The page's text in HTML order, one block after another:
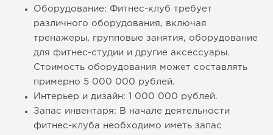
Оборудование: Фитнес-клуб требует
различного оборудования, включая
тренажеры, групповые занятия, оборудование
для фитнес-студии и другие аксессуары.
Стоимость оборудования может составлять
примерно 5 000 000 рублей.
Интерьер и дизайн: 1 000 000 рублей.
Запас инвентаря: В начале деятельности
фитнес-клуба необходимо иметь запас